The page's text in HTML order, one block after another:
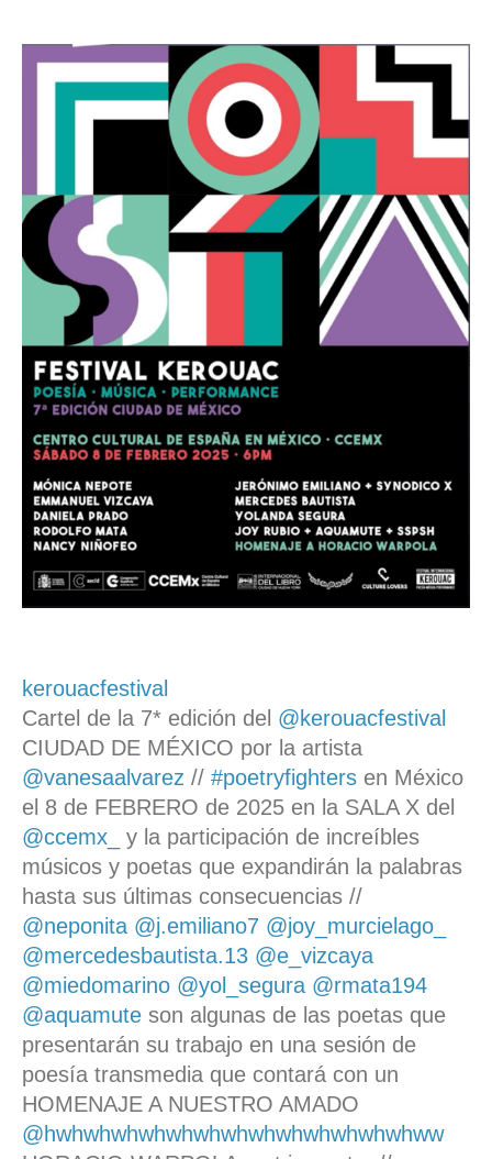
kerouacfestival
Cartel de la 7* edición del @kerouacfestival
CIUDAD DE MÉXICO por la artista
@vanesaalvarez // #poetryfighters en México
el 8 de FEBRERO de 2025 en la SALA X del
@ccemx_
y la participación de increíbles
músicos y poetas que expandirán la palabras
hasta sus últimas consecuencias //
@neponita @j.emiliano7 @joy_murcielago_
@mercedesbautista.13 @e_vizcaya
@miedomarino @yol_segura @rmata194
@aquamute son algunas de las poetas que
presentarán su trabajo en una sesión de
poesía transmedia que contará con un
HOMENAJE A NUESTRO AMADO
@hwhwhwhwhwhwhwhwhwhwhwhwhwhww